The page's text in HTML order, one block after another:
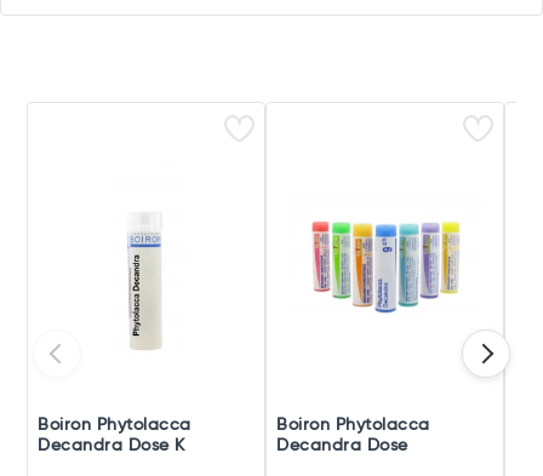
Boiron Phytolacca
Decandra Dose K
Boiron Phytolacca
Decandra Dose